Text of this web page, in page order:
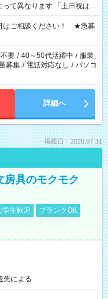
ます 「土日祝は休
う少し遅い時間から始めた
いたします。 ※未経験
仕事を経験いただき、 お
休みが
い。
はご相談ください！ ★急募
要 / 40～50代活躍中 / 服装
募集 / 電話対応なし / パソコ
詳細へ
掲載日：2026.07.31
房具のモクモク
学生歓迎
ブランクOK
先による